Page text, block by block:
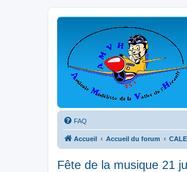
FAQ
Accueil Accueil du forum
Fête de la musique 21